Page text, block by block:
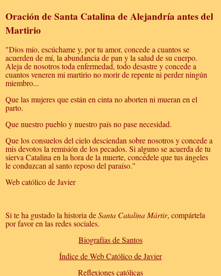
Oración de Santa Catalina de Alejandría antes del
Martirio
"Dios mío, escúchame y, por tu amor, concede a cuantos se
acuerden de mí, la abundancia de pan y la salud de su cuerpo.
Aleja de nosotros toda enfermedad, todo desastre y concede a
cuantos veneren mi martirio no morir de repente ni perder ningún
miembro...
Que las mujeres que están en cinta no aborten ni mueran en el
parto.
Que nuestro pueblo y nuestro país no pase necesidad.
Que los consuelos del cielo desciendan sobre nosotros y concede a
mis devotos la remisión de los pecados. Si alguno se acuerda de tu
sierva Catalina en la hora de la muerte, concédele que tus ángeles
le conduzcan al santo reposo del paraíso."
Web católico de Javier
Si te ha gustado la historia deSanta Catalina Mártir, compártela
por favor en las redes sociales.
Biografías de Santos
Índice de Web Católico de Javier
Reflexiones católicas